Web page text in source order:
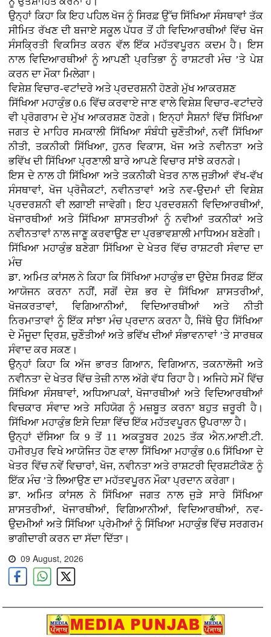
ਉਨ੍ਹਾਂ ਕਿਹਾ ਕਿ ਇਹ ਪਹਿਲ ਖੋਜ ਨੂੰ ਸਿਰਫ਼ ਉੱਚ ਸਿੱਖਿਆ ਸੰਸਥਾਵਾਂ ਤੱਕ
ਸੀਮਿਤ ਰੱਖਣ ਦੀ ਬਜਾਏ ਸਕੂਲ ਪੱਧਰ ਤੋਂ ਹੀ ਵਿਦਿਆਰਥੀਆਂ ਵਿੱਚ ਖੋਜ
ਸੰਸਕ੍ਰਿਤੀ ਵਿਕਸਿਤ ਕਰਨ ਵੱਲ ਇੱਕ ਮਹੱਤਵਪੂਰਨ ਕਦਮ ਹੈ। ਇਸ
ਨਾਲ ਵਿਦਿਆਰਥੀਆਂ ਨੂੰ ਆਪਣੀ ਪ੍ਰਤਿਭਾ ਨੂੰ ਰਾਸ਼ਟਰੀ ਮੰਚ ’ਤੇ ਪੇਸ਼
ਕਰਨ ਦਾ ਮੌਕਾ ਮਿਲੇਗਾ।
ਵਿਸ਼ੇਸ਼ ਵਿਚਾਰ-ਵਟਾਂਦਰੇ ਅਤੇ ਪ੍ਰਦਰਸ਼ਨੀ ਹੋਣਗੇ ਮੁੱਖ ਆਕਰਸ਼ਣ
ਸਿੱਖਿਆ ਮਹਾਕੁੰਭ 0.6 ਵਿੱਚ ਕਰਵਾਏ ਜਾਣ ਵਾਲੇ ਵਿਸ਼ੇਸ਼ ਵਿਚਾਰ-ਵਟਾਂਦਰੇ
ਵੀ ਪ੍ਰੋਗਰਾਮ ਦੇ ਮੁੱਖ ਆਕਰਸ਼ਣ ਹੋਣਗੇ। ਇਨ੍ਹਾਂ ਸੈਸ਼ਨਾਂ ਵਿੱਚ ਸਿੱਖਿਆ
ਜਗਤ ਦੇ ਮਾਹਿਰ ਸਮਕਾਲੀ ਸਿੱਖਿਆ ਸੰਬੰਧੀ ਚੁਣੌਤੀਆਂ, ਨਵੀਂ ਸਿੱਖਿਆ
ਨੀਤੀ, ਤਕਨੀਕੀ ਸਿੱਖਿਆ, ਹੁਨਰ ਵਿਕਾਸ, ਖੋਜ ਅਤੇ ਨਵੀਨਤਾ ਅਤੇ
ਭਵਿੱਖ ਦੀ ਸਿੱਖਿਆ ਪ੍ਰਣਾਲੀ ਬਾਰੇ ਆਪਣੇ ਵਿਚਾਰ ਸਾਂਝੇ ਕਰਨਗੇ।
ਇਸ ਦੇ ਨਾਲ ਹੀ ਸਿੱਖਿਆ ਅਤੇ ਤਕਨੀਕੀ ਖੇਤਰ ਨਾਲ ਜੁੜੀਆਂ ਵੱਖ-ਵੱਖ
ਸੰਸਥਾਵਾਂ, ਖੋਜ ਪ੍ਰੋਜੈਕਟਾਂ, ਨਵੀਨਤਾਵਾਂ ਅਤੇ ਨਵ-ਉਦਮਾਂ ਦੀ ਵਿਸ਼ੇਸ਼
ਪ੍ਰਦਰਸ਼ਨੀ ਵੀ ਲਗਾਈ ਜਾਵੇਗੀ। ਇਹ ਪ੍ਰਦਰਸ਼ਨੀ ਵਿਦਿਆਰਥੀਆਂ,
ਖੋਜਾਰਥੀਆਂ ਅਤੇ ਸਿੱਖਿਆ ਸ਼ਾਸਤਰੀਆਂ ਨੂੰ ਨਵੀਆਂ ਤਕਨੀਕਾਂ ਅਤੇ
ਨਵੀਨਤਾਵਾਂ ਨਾਲ ਜਾਣੂ ਕਰਵਾਉਣ ਦਾ ਪ੍ਰਭਾਵਸ਼ਾਲੀ ਮਾਧਿਅਮ ਬਣੇਗੀ।
ਸਿੱਖਿਆ ਮਹਾਕੁੰਭ ਬਣੇਗਾ ਸਿੱਖਿਆ ਦੇ ਖੇਤਰ ਵਿੱਚ ਰਾਸ਼ਟਰੀ ਸੰਵਾਦ ਦਾ
ਮੰਚ
ਡਾ. ਅਮਿਤ ਕਾਂਸਲ ਨੇ ਕਿਹਾ ਕਿ ਸਿੱਖਿਆ ਮਹਾਕੁੰਭ ਦਾ ਉਦੇਸ਼ ਸਿਰਫ਼ ਇੱਕ
ਆਯੋਜਨ ਕਰਨਾ ਨਹੀਂ, ਸਗੋਂ ਦੇਸ਼ ਭਰ ਦੇ ਸਿੱਖਿਆ ਸ਼ਾਸਤਰੀਆਂ,
ਖੋਜਕਰਤਾਵਾਂ, ਵਿਗਿਆਨੀਆਂ, ਵਿਦਿਆਰਥੀਆਂ ਅਤੇ ਨੀਤੀ
ਨਿਰਮਾਤਾਵਾਂ ਨੂੰ ਇੱਕ ਸਾਂਝਾ ਮੰਚ ਪ੍ਰਦਾਨ ਕਰਨਾ ਹੈ, ਜਿੱਥੇ ਉਹ ਸਿੱਖਿਆ
ਦੇ ਮੌਜੂਦਾ ਦ੍ਰਿਸ਼, ਚੁਣੌਤੀਆਂ ਅਤੇ ਭਵਿੱਖ ਦੀਆਂ ਸੰਭਾਵਨਾਵਾਂ ’ਤੇ ਸਾਰਥਕ
ਸੰਵਾਦ ਕਰ ਸਕਣ।
ਉਨ੍ਹਾਂ ਕਿਹਾ ਕਿ ਅੱਜ ਭਾਰਤ ਗਿਆਨ, ਵਿਗਿਆਨ, ਤਕਨਾਲੋਜੀ ਅਤੇ
ਨਵੀਨਤਾ ਦੇ ਖੇਤਰ ਵਿੱਚ ਤੇਜ਼ੀ ਨਾਲ ਅੱਗੇ ਵੱਧ ਰਿਹਾ ਹੈ। ਅਜਿਹੇ ਸਮੇਂ ਵਿੱਚ
ਸਿੱਖਿਆ ਸੰਸਥਾਵਾਂ, ਅਧਿਆਪਕਾਂ, ਖੋਜਾਰਥੀਆਂ ਅਤੇ ਵਿਦਿਆਰਥੀਆਂ
ਵਿਚਕਾਰ ਸੰਵਾਦ ਅਤੇ ਸਹਿਯੋਗ ਨੂੰ ਮਜ਼ਬੂਤ ਕਰਨਾ ਬਹੁਤ ਜ਼ਰੂਰੀ ਹੈ।
ਸਿੱਖਿਆ ਮਹਾਕੁੰਭ ਇਸੇ ਦਿਸ਼ਾ ਵਿੱਚ ਇੱਕ ਮਹੱਤਵਪੂਰਨ ਉਪਰਾਲਾ ਹੈ।
ਉਨ੍ਹਾਂ ਦੱਸਿਆ ਕਿ 9 ਤੋਂ 11 ਅਕਤੂਬਰ 2025 ਤੱਕ ਐਨ.ਆਈ.ਟੀ.
ਹਮੀਰਪੁਰ ਵਿਖੇ ਆਯੋਜਿਤ ਹੋਣ ਵਾਲਾ ਸਿੱਖਿਆ ਮਹਾਕੁੰਭ 0.6 ਸਿੱਖਿਆ ਦੇ
ਖੇਤਰ ਵਿੱਚ ਨਵੇਂ ਵਿਚਾਰਾਂ, ਖੋਜ, ਨਵੀਨਤਾ ਅਤੇ ਰਾਸ਼ਟਰੀ ਦ੍ਰਿਸ਼ਟੀਕੋਣ ਨੂੰ
ਇੱਕ ਮੰਚ ’ਤੇ ਲਿਆਉਣ ਦਾ ਮਹੱਤਵਪੂਰਨ ਮੌਕਾ ਪ੍ਰਦਾਨ ਕਰੇਗਾ।
ਡਾ. ਅਮਿਤ ਕਾਂਸਲ ਨੇ ਸਿੱਖਿਆ ਜਗਤ ਨਾਲ ਜੁੜੇ ਸਾਰੇ ਸਿੱਖਿਆ
ਸ਼ਾਸਤਰੀਆਂ, ਖੋਜਾਰਥੀਆਂ, ਵਿਗਿਆਨੀਆਂ, ਵਿਦਿਆਰਥੀਆਂ, ਨਵ-
ਉਦਮੀਆਂ ਅਤੇ ਸਿੱਖਿਆ ਪ੍ਰੇਮੀਆਂ ਨੂੰ ਸਿੱਖਿਆ ਮਹਾਕੁੰਭ ਵਿੱਚ ਸਰਗਰਮ
ਭਾਗੀਦਾਰੀ ਕਰਨ ਦਾ ਸੱਦਾ ਦਿੱਤਾ।
09 August, 2026